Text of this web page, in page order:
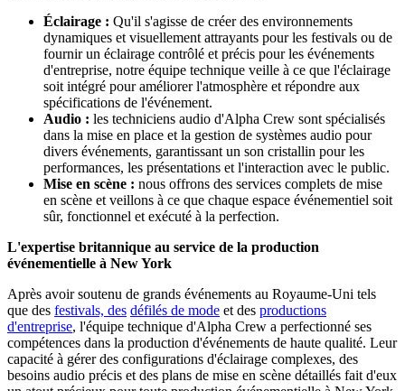
Éclairage : Qu'il s'agisse de créer des environnements
dynamiques et visuellement attrayants pour les festivals ou de
fournir un éclairage contrôlé et précis pour les événements
d'entreprise, notre équipe technique veille à ce que l'éclairage
soit intégré pour améliorer l'atmosphère et répondre aux
spécifications de l'événement.
Audio : les techniciens audio d'Alpha Crew sont spécialisés
dans la mise en place et la gestion de systèmes audio pour
divers événements, garantissant un son cristallin pour les
performances, les présentations et l'interaction avec le public.
Mise en scène : nous offrons des services complets de mise
en scène et veillons à ce que chaque espace événementiel soit
sûr, fonctionnel et exécuté à la perfection.
L'expertise britannique au service de la production
événementielle à New York
Après avoir soutenu de grands événements au Royaume-Uni tels
que des festivals, des défilés de mode et des productions
d'entreprise, l'équipe technique d'Alpha Crew a perfectionné ses
compétences dans la production d'événements de haute qualité. Leur
capacité à gérer des configurations d'éclairage complexes, des
besoins audio précis et des plans de mise en scène détaillés fait d'eux